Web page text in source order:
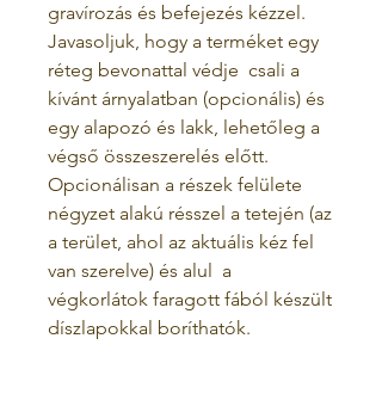
gravírozás és befejezés kézzel.
Javasoljuk, hogy a terméket egy
réteg bevonattal védje csali a
kívánt árnyalatban (opcionális) és
egy alapozó és lakk, lehetőleg a
végső összeszerelés előtt.
Opcionálisan a részek felülete
négyzet alakú résszel a tetején (az
a terület, ahol az aktuális kéz fel
van szerelve) és alul
a
végkorlátok faragott fából készült
díszlapokkal boríthatók.